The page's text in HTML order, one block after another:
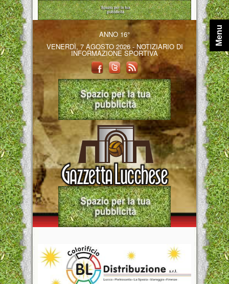
ANNO 16°
VENERDÌ, 7 AGOSTO 2026 - NOTIZIARIO DI
INFORMAZIONE SPORTIVA
Menu